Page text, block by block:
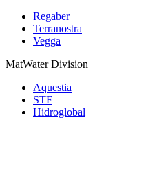
Regaber
Terranostra
Vegga
MatWater Division
Aquestia
STF
Hidroglobal